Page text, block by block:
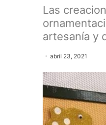
Las
artesanía y
abril 23, 2021